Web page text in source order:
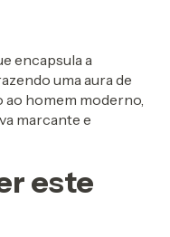
encapsula a
uma aura de
homem moderno,
marcante e
este